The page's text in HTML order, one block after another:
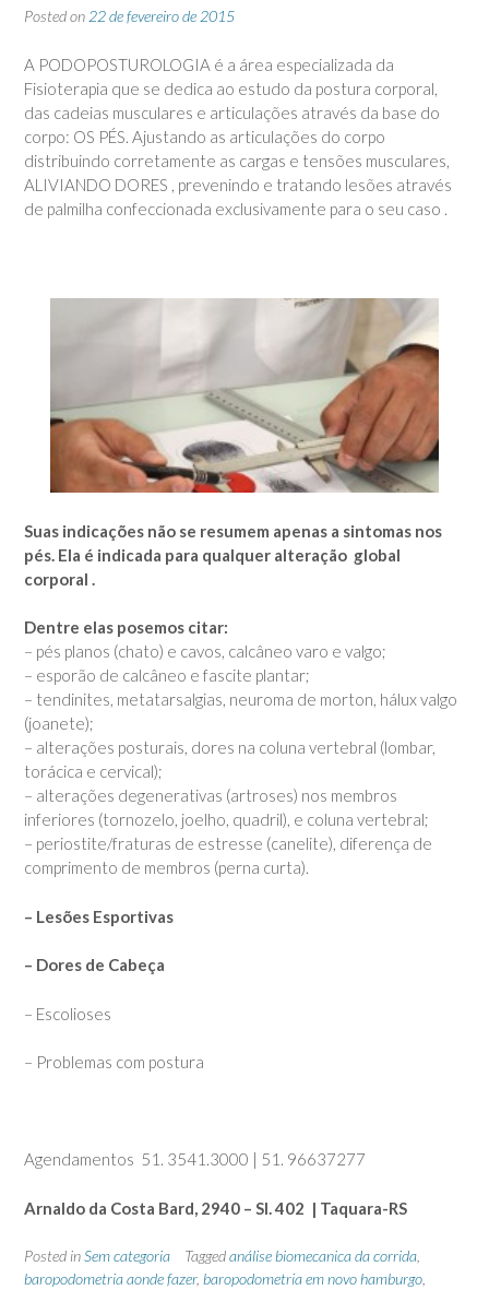
Posted on 22 de fevereiro de 2015
A PODOPOSTUROLOGIA é a área especializada da
Fisioterapia que se dedica ao estudo da postura corporal,
das cadeias musculares e articulações através da base do
corpo: OS PÉS. Ajustando as articulações do corpo
distribuindo corretamente as cargas e tensões musculares,
ALIVIANDO DORES , prevenindo e tratando lesões através
de palmilha confeccionada exclusivamente para o seu caso .
Suas indicações não se resumem apenas a sintomas nos
pés. Ela é indicada para qualquer alteração global
corporal .
Dentre elas posemos citar:
– pés planos (chato) e cavos, calcâneo varo e valgo;
– esporão de calcâneo e fascite plantar;
– tendinites, metatarsalgias, neuroma de morton, hálux valgo
(joanete);
– alterações posturais, dores na coluna vertebral (lombar,
torácica e cervical);
– alterações degenerativas (artroses) nos membros
inferiores (tornozelo, joelho, quadril), e coluna vertebral;
– periostite/fraturas de estresse (canelite), diferença de
comprimento de membros (perna curta).
– Lesões Esportivas
– Dores de Cabeça
– Escolioses
– Problemas com postura
Agendamentos 51. 3541.3000 | 51. 96637277
Arnaldo da Costa Bard, 2940 – Sl. 402 | Taquara-RS
Posted inSem categoria Taggedanálise biomecanica da corrida
baropodometria aonde fazer, baropodometria em novo hamburgo